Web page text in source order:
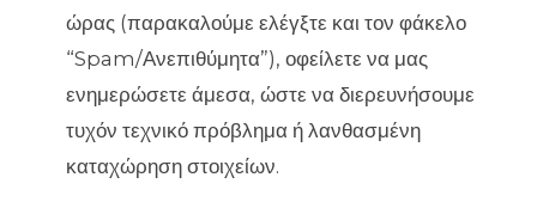
ώρας (παρακαλούμε ελέγξτε και τον φάκελο
“Spam/Ανεπιθύμητα”), οφείλετε να μας
ενημερώσετε άμεσα, ώστε να διερευνήσουμε
τυχόν τεχνικό πρόβλημα ή λανθασμένη
καταχώρηση στοιχείων.